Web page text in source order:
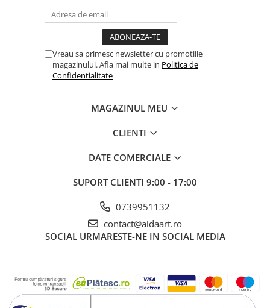
Vreau sa primesc newsletter cu promotiile
magazinului. Afla mai multe in Politica de
Confidentialitate
MAGAZINUL MEU
CLIENTI
DATE COMERCIALE
SUPORT CLIENTI 9:00 - 17:00
0739951132
contact@aidaart.ro
SOCIAL URMARESTE-NE IN SOCIAL MEDIA